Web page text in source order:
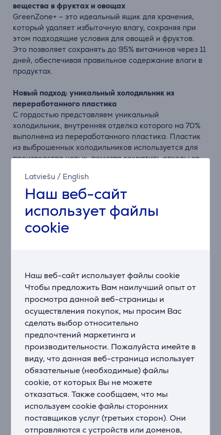
Latviešu / English
Наш веб-сайт
использует файлы
cookie
Наш веб-сайт использует файлы cookie
Чтобы предложить Вам наилучший опыт от
просмотра данной веб-страницы и
осуществления покупок, мы просим Вас
сделать выбор относительно
предпочтений маркетинга и
производительности. Пожалуйста имейте в
виду, что данная веб-страница использует
обязательные (необходимые) файлы
cookie, от которых Вы не можете
отказаться. Также сообщаем, что мы
используем cookie файлы сторонних
поставщиков услуг (третьих сторон). Они
отправляются с устройств или доменов,
вещества в фруктах и овощах
GreenZone+ – это идеальный ящик для хранения,
который удаляет избыточную влагу, сохраняя при
этом подходящие условия для овощей и фруктов.
Это позволяет сохранять до 95% витаминов через 11
дней, обеспечивая правильное содержание влаги в
продуктах.
Новый подход: уникальный холодильник из
переработанного пластика
С гордостью представляем уникальный
холодильник, внутренняя отделка которого на 70%
выполнена из переработанного пластика. Пластик
из выброшенных холодильников используется для
производства новых, помогая сократить отходы за
* Внутреннее покрытие rHIPS изготовлено почти на
70% из переработанного пластика, что составляет
13% от общей массы пластика в холодильнике.
На 45% вместительнее стандартных
конфигураций*
пространство обеспечивается за счет большей
высоты и ширины, чем в стандартных
холодильниках.
* По сравнению с холодильником стандартной
конфигурации, принятой производителем.
TwinTech® No Frost – продукты остаются
увлажненными и сочными
Холодильник с функцией TwinTech® No Frost
оснащен усовершенствованной системой двойного
охлаждения. Эта технология обеспечивает
отсутствие наледи в морозильной камере и
оптимальную влажность в холодильнике,
предотвращая пересыхание продуктов.